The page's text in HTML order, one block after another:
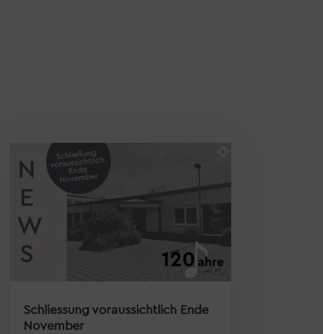
Schliessung voraussichtlich Ende
November